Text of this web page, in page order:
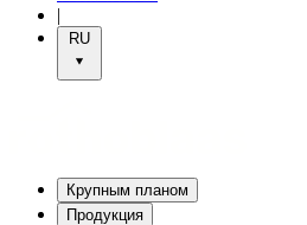
|
RU
Крупным планом
Продукция